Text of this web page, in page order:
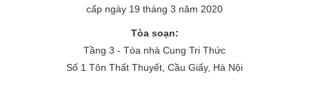
cấp ngày 19 tháng 3 năm 2020
Tòa soạn:
Tầng 3 - Tòa nhà Cung Tri Thức
Số 1 Tôn Thất Thuyết, Cầu Giấy, Hà Nội